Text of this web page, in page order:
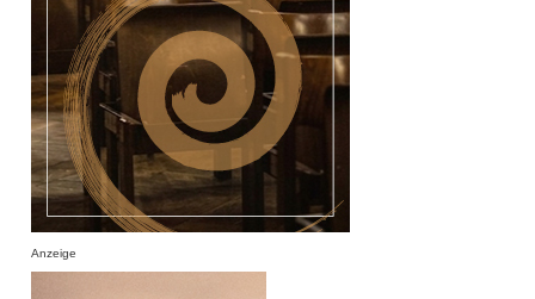
Anzeige